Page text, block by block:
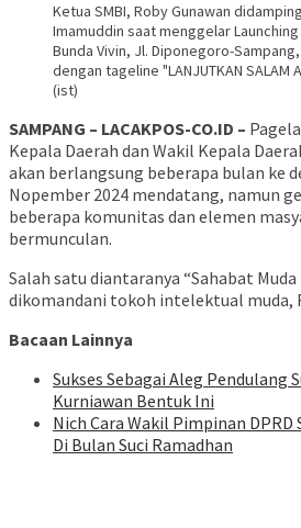
Ketua SMBI, Roby Gunawan
Imamuddin saat menggelar
Bunda Vivin, Jl. Diponegoro-
dengan tageline "LANJUTKAN SALAM
(ist)
SAMPANG – LACAKPOS-CO.ID –
Kepala Daerah dan Wakil Kepala
akan berlangsung beberapa bulan ke
Nopember 2024 mendatang, namun
beberapa komunitas dan elemen
bermunculan.
Salah satu diantaranya “Sahabat Muda
dikomandani tokoh intelektual muda,
Bacaan Lainnya
Sukses Sebagai Aleg Pendulang
Kurniawan Bentuk Ini
Nich Cara Wakil Pimpinan
Di Bulan Suci Ramadhan